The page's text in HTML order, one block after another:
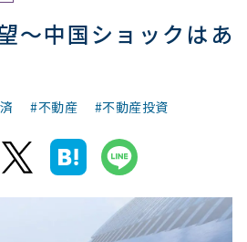
～中国ショックはあ
不動産 不動産投資